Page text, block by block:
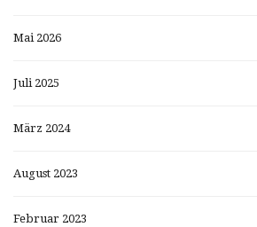
Mai 2026
Juli 2025
März 2024
August 2023
Februar 2023